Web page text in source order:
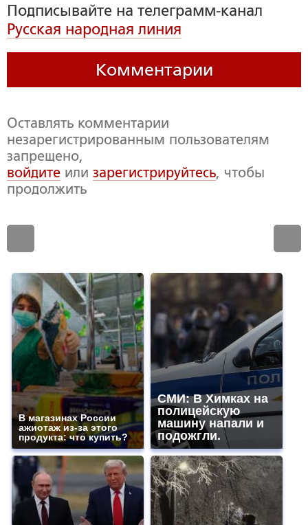
Подписывайте на телеграмм-канал
Русская народная линия
Комментарии
Оставлять комментарии
незарегистрированным пользователям
запрещено,
войдите или зарегистрируйтесь, чтобы
продолжить
В магазинах России
ажиотаж из-за этого
продукта: что купить?
СМИ: В Химках на
полицейскую
машину напали и
подожгли.